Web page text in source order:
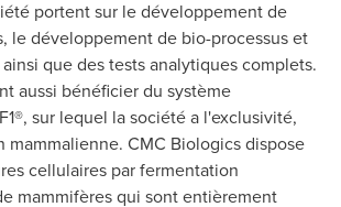
portent sur le développement de
le développement de bio-processus et
que des tests analytiques complets.
aussi bénéficier du système
sur lequel la société a l'exclusivité,
mammalienne. CMC Biologics dispose
cellulaires par fermentation
mammifères qui sont entièrement